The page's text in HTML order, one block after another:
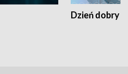
Dzień dobry